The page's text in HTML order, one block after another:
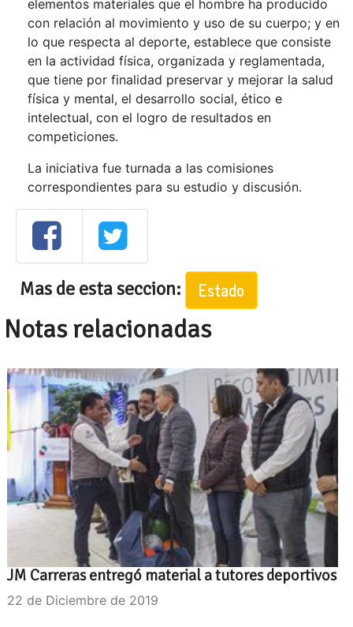
elementos materiales que el hombre ha producido
con relación al movimiento y uso de su cuerpo; y en
lo que respecta al deporte, establece que consiste
en la actividad física, organizada y reglamentada,
que tiene por finalidad preservar y mejorar la salud
física y mental, el desarrollo social, ético e
intelectual, con el logro de resultados en
competiciones.
La iniciativa fue turnada a las comisiones
correspondientes para su estudio y discusión.
Mas de esta seccion: Estado
Notas relacionadas
JM Carreras entregó material a tutores deportivos
22 de Diciembre de 2019